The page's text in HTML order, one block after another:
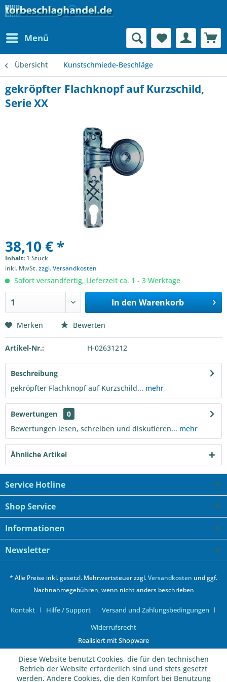
Menü
Übersicht Kunstschmiede-Beschläge
gekröpfter Flachknopf auf Kurzschild,
Serie XX
38,10 € *
Inhalt: 1 Stück
inkl. MwSt.zzgl. Versandkosten
Sofort versandfertig, Lieferzeit ca. 1 - 3 Werktage
In den Warenkorb
Merken Bewerten
Artikel-Nr.: H-02631212
Beschreibung
gekröpfter Flachknopf auf Kurzschild... mehr
Bewertungen
0
Bewertungen lesen, schreiben und diskutieren... mehr
Ähnliche Artikel
Service Hotline
Shop Service
Informationen
Newsletter
* Alle Preise inkl. gesetzl. Mehrwertsteuer zzgl.Versandkosten und ggf.
Nachnahmegebühren, wenn nicht anders beschrieben
Kontakt Hilfe / Support
Versand und Zahlungsbedingungen
Widerrufsrecht
Realisiert mit Shopware
Diese Website benutzt Cookies, die für den technischen
Betrieb der Website erforderlich sind und stets gesetzt
werden. Andere Cookies, die den Komfort bei Benutzung